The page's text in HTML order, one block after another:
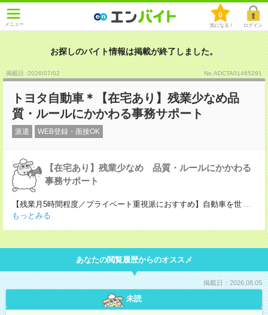
メニュー
0
気になる！ ログイン
お探しのバイト情報は掲載が終了しました。
掲載日 :2026/07/02 No.ADCTA01465291
トヨタ自動車＊【在宅あり】残業少なめ品
質・ルールにかかわる事務サポート
派遣 WEB登録・面接OK
【在宅あり】残業少なめ 品質・ルールにかかわる
事務サポート
【残業月5時間程度／プライベート重視派におすすめ】自動車を世 ...
もっとみる
あなたの閲覧履歴からのオススメ
掲載日：2026.08.05
未読